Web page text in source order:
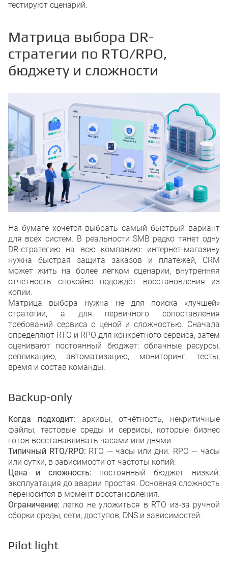
тестируют сценарий.
Матрица выбора DR-
стратегии по RTO/RPO,
бюджету и сложности
На бумаге хочется выбрать самый быстрый вариант
для всех систем. В реальности SMB редко тянет одну
DR-стратегию на всю компанию: интернет-магазину
нужна быстрая защита заказов и платежей, CRM
может жить на более лёгком сценарии, внутренняя
отчётность спокойно подождёт восстановления из
копии.
Матрица выбора нужна не для поиска «лучшей»
стратегии, а для первичного сопоставления
требований сервиса с ценой и сложностью. Сначала
определяют RTO и RPO для конкретного сервиса, затем
оценивают постоянный бюджет: облачные ресурсы,
репликацию, автоматизацию, мониторинг, тесты,
время и состав команды.
Backup-only
Когда подходит: архивы, отчётность, некритичные
файлы, тестовые среды и сервисы, которые бизнес
готов восстанавливать часами или днями.
Типичный RTO/RPO: RTO — часы или дни. RPO — часы
или сутки, в зависимости от частоты копий.
Цена и сложность: постоянный бюджет низкий,
эксплуатация до аварии простая. Основная сложность
переносится в момент восстановления.
Ограничение: легко не уложиться в RTO из-за ручной
сборки среды, сети, доступов, DNS и зависимостей.
Pilot light